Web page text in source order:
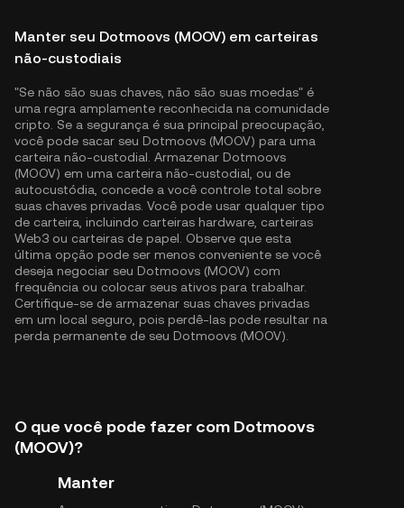
Manter seu Dotmoovs (MOOV) em carteiras
não-custodiais
"Se não são suas chaves, não são suas moedas" é
uma regra amplamente reconhecida na comunidade
cripto. Se a segurança é sua principal preocupação,
você pode sacar seu Dotmoovs (MOOV) para uma
carteira não-custodial. Armazenar Dotmoovs
(MOOV) em uma carteira não-custodial, ou de
autocustódia, concede a você controle total sobre
suas chaves privadas. Você pode usar qualquer tipo
de carteira, incluindo carteiras hardware, carteiras
Web3 ou carteiras de papel. Observe que esta
última opção pode ser menos conveniente se você
deseja negociar seu Dotmoovs (MOOV) com
frequência ou colocar seus ativos para trabalhar.
Certifique-se de armazenar suas chaves privadas
em um local seguro, pois perdê-las pode resultar na
perda permanente de seu Dotmoovs (MOOV).
O que você pode fazer com Dotmoovs
(MOOV)?
Manter